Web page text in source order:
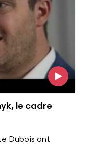
le cadre
Dubois ont